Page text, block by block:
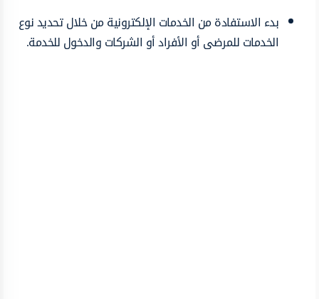
بدء الاستفادة من الخدمات الإلكترونية من خلال تحديد نوع
الخدمات للمرضى أو الأفراد أو الشركات والدخول للخدمة.